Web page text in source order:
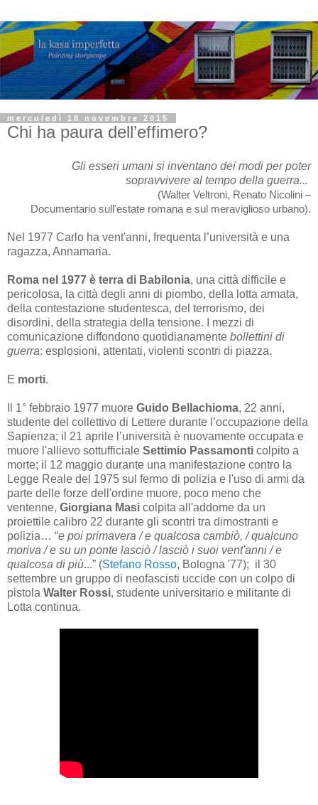
mercoledì 18 novembre 2015
Chi ha paura dell’effimero?
Gli esseri umani si inventano dei modi per poter
sopravvivere al tempo della guerra...
(Walter Veltroni, Renato Nicolini –
Documentario sull'estate romana e sul meraviglioso urbano).
Nel 1977 Carlo ha vent'anni, frequenta l’università e una
ragazza, Annamaria.
Roma nel 1977 è terra di Babilonia, una città difficile e
pericolosa, la città degli anni di piombo, della lotta armata,
della contestazione studentesca, del terrorismo, dei
disordini, della strategia della tensione. I mezzi di
comunicazione diffondono quotidianamente bollettini di
guerra: esplosioni, attentati, violenti scontri di piazza.
E morti.
Il 1° febbraio 1977 muore Guido Bellachioma, 22 anni,
studente del collettivo di Lettere durante l’occupazione della
Sapienza; il 21 aprile l’università è nuovamente occupata e
muore l'allievo sottufficiale Settimio Passamonti colpito a
morte; il 12 maggio durante una manifestazione contro la
Legge Reale del 1975 sul fermo di polizia e l'uso di armi da
parte delle forze dell'ordine muore, poco meno che
ventenne, Giorgiana Masi colpita all'addome da un
proiettile calibro 22 durante gli scontri tra dimostranti e
polizia… “e poi primavera / e qualcosa cambiò, / qualcuno
moriva / e su un ponte lasciò / lasciò i suoi vent'anni / e
qualcosa di più...” (Stefano Rosso, Bologna '77); il 30
settembre un gruppo di neofascisti uccide con un colpo di
pistola Walter Rossi, studente universitario e militante di
Lotta continua.